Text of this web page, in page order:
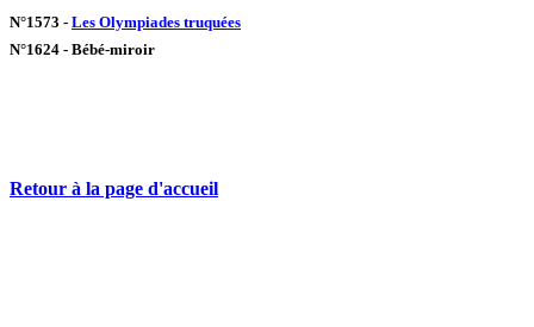
N°1573 - Les Olympiades truquées
N°1624 - Bébé-miroir
Retour à la page d'accueil